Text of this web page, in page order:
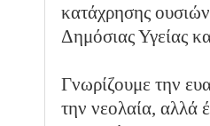
κατάχρησης
Δημόσιας Υγείας
Γνωρίζουμε την
την νεολαία, αλλά